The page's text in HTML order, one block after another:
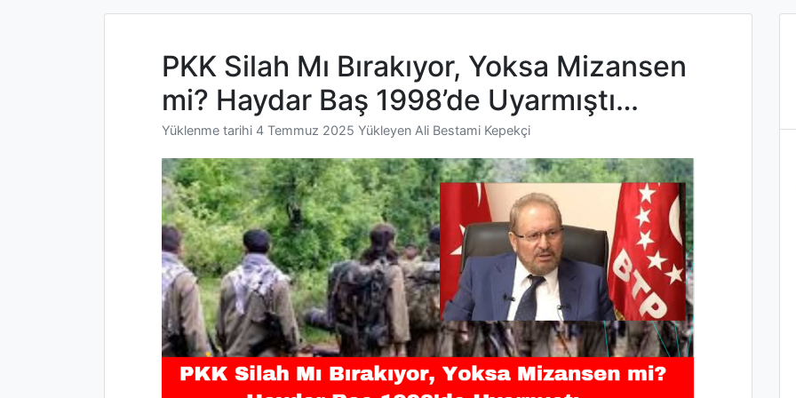
PKK Silah Mı Bırakıyor, Yoksa Mizansen
mi? Haydar Baş 1998’de Uyarmıştı…
Yüklenme tarihi 4 Temmuz 2025 Yükleyen Ali Bestami Kepekçi